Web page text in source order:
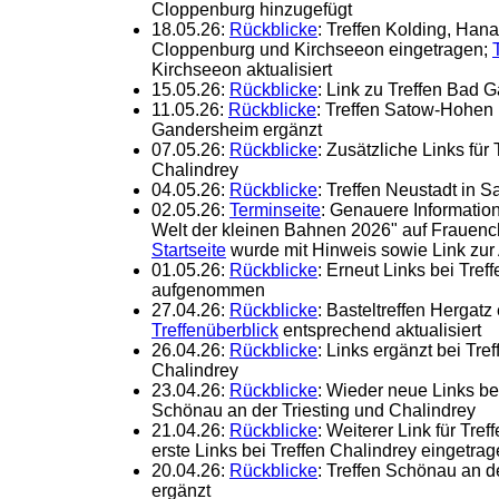
Cloppenburg hinzugefügt
18.05.26: Rückblicke: Treffen Kolding,
Cloppenburg und Kirchseeon eingetragen;
Kirchseeon aktualisiert
15.05.26: Rückblicke: Link zu Treffen Bad
11.05.26: Rückblicke: Treffen Satow-
Gandersheim ergänzt
07.05.26: Rückblicke: Zusätzliche Links für
Chalindrey
04.05.26: Rückblicke: Treffen Neustadt in
02.05.26: Terminseite: Genauere
Welt der kleinen Bahnen 2026" auf
Startseite wurde mit Hinweis sowie Link
01.05.26: Rückblicke: Erneut Links bei
aufgenommen
27.04.26: Rückblicke: Basteltreffen Hergatz
Treffenüberblick entsprechend aktualisiert
26.04.26: Rückblicke: Links ergänzt bei
Chalindrey
23.04.26: Rückblicke: Wieder neue Links
Schönau an der Triesting und Chalindrey
21.04.26: Rückblicke: Weiterer Link für
erste Links bei Treffen Chalindrey
20.04.26: Rückblicke: Treffen Schönau an
ergänzt